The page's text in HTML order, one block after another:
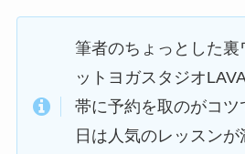
筆者のちょっとした
ットヨガスタジオ
帯に予約を取のがコツ
日は人気のレッスン